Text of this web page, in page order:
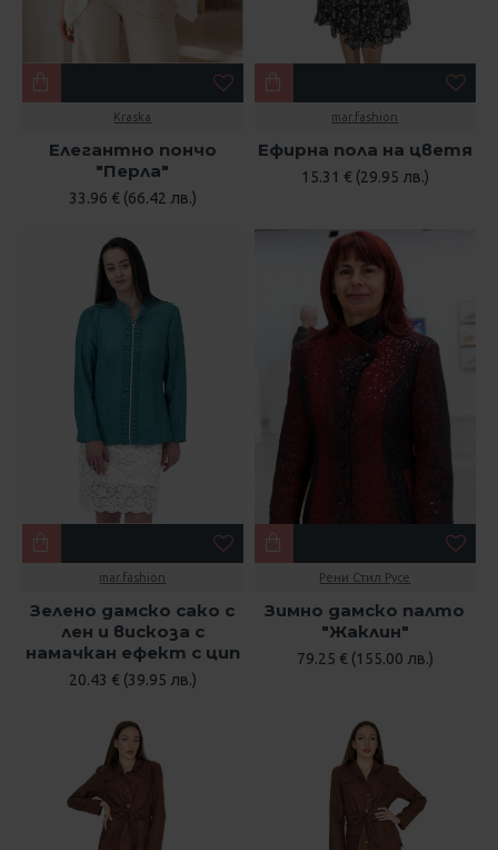
Kraska
Елегантно пончо
"Перла"
33.96 € (66.42 лв.)
mar.fashion
Ефирна пола на цветя
15.31 € (29.95 лв.)
mar.fashion
Зелено дамско сако с
лен и вискоза с
намачкан ефект с цип
20.43 € (39.95 лв.)
Рени Стил Русе
Зимно дамско палто
"Жаклин"
79.25 € (155.00 лв.)